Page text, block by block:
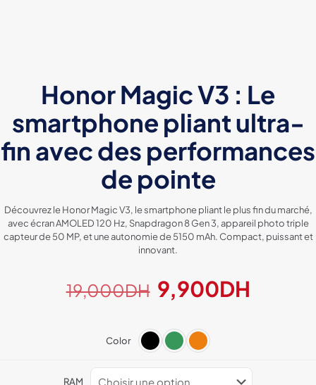
Honor Magic V3 : Le
smartphone pliant ultra-
fin avec des performances
de pointe
Découvrez le Honor Magic V3, le smartphone pliant le plus fin du marché,
avec écran AMOLED 120 Hz, Snapdragon 8 Gen 3, appareil photo triple
capteur de 50 MP, et une autonomie de 5150 mAh. Compact, puissant et
innovant.
19,000DH Le
prix
initial
était :
19,000DH.
9,900DH
Color
RAM